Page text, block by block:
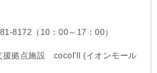
8172（10：00～17：00）
援拠点施設 cocoI'll (イオンモール